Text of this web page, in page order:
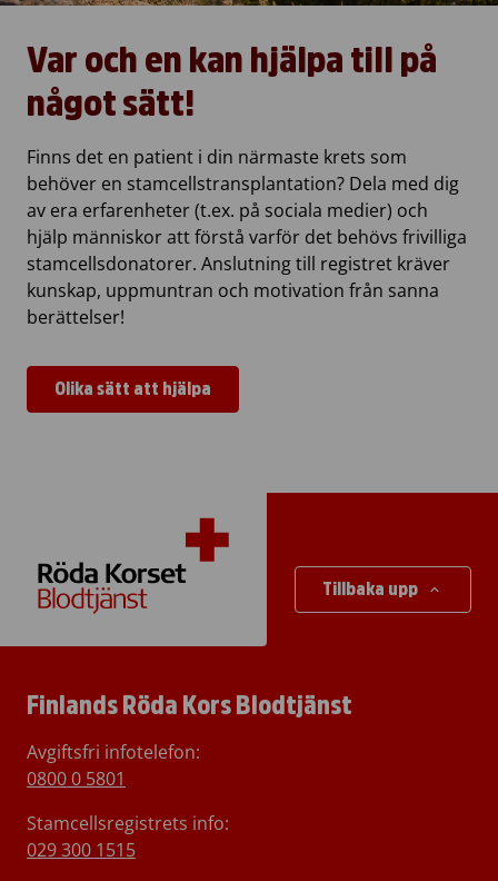
Var och en kan hjälpa till på
något sätt!
Finns det en patient i din närmaste krets som
behöver en stamcellstransplantation? Dela med dig
av era erfarenheter (t.ex. på sociala medier) och
hjälp människor att förstå varför det behövs frivilliga
stamcellsdonatorer. Anslutning till registret kräver
kunskap, uppmuntran och motivation från sanna
berättelser!
Olika sätt att hjälpa
Tillbaka upp
Finlands Röda Kors Blodtjänst
Avgiftsfri infotelefon:
0800 0 5801
Stamcellsregistrets info:
029 300 1515